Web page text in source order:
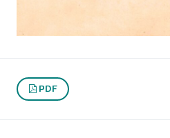
PDF